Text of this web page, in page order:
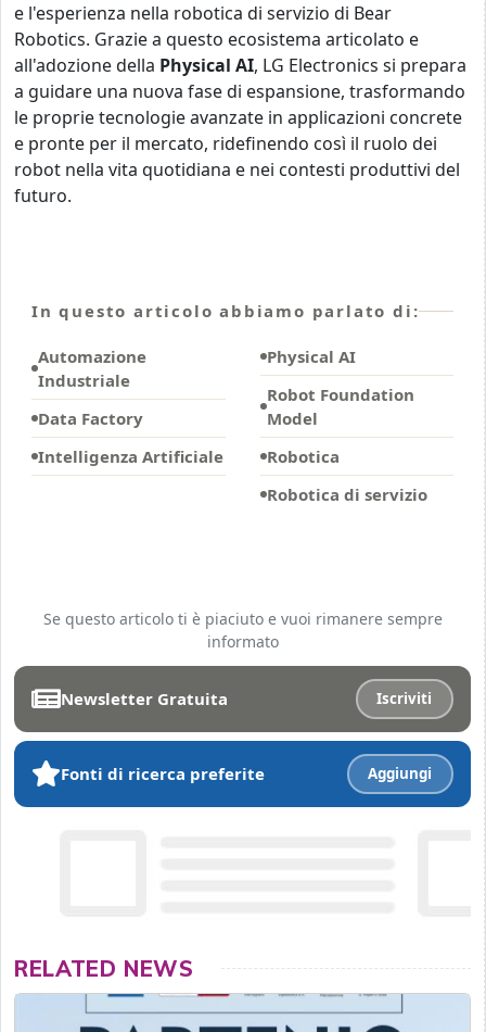
e l'esperienza nella robotica di servizio di Bear
Robotics. Grazie a questo ecosistema articolato e
all'adozione della Physical AI, LG Electronics si prepara
a guidare una nuova fase di espansione, trasformando
le proprie tecnologie avanzate in applicazioni concrete
e pronte per il mercato, ridefinendo così il ruolo dei
robot nella vita quotidiana e nei contesti produttivi del
futuro.
In questo articolo abbiamo parlato di:
Automazione
Industriale
Data Factory
Intelligenza Artificiale
Physical AI
Robot Foundation
Model
Robotica
Robotica di servizio
Se questo articolo ti è piaciuto e vuoi rimanere sempre
informato
Newsletter Gratuita Iscriviti
Fonti di ricerca preferite Aggiungi
RELATED NEWS